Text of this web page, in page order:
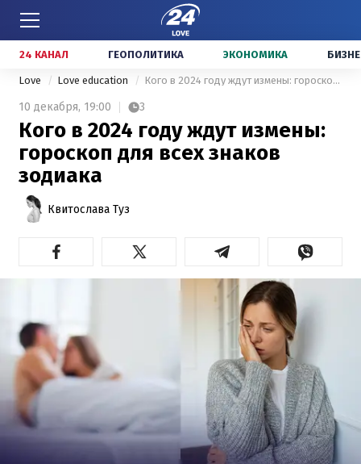
24 КАНАЛ ГЕОПОЛИТИКА ЭКОНОМИКА
Love Love education Кого в 2024 году ждут измены: гороскоп для всех знаков зодиака
10 декабря, 19:00 3
Кого в 2024 году ждут измены:
гороскоп для всех знаков
зодиака
Квитослава Туз